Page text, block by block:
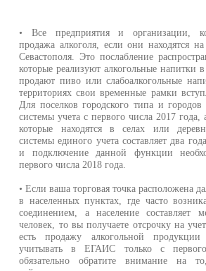
• Все предприятия и организации,
продажа алкоголя, если они находятся
Севастополя. Это послабление
которые реализуют алкогольные напитки
продают пиво или слабоалкогольные
территориях свои временные рамки
Для поселков городского типа и
системы учета с первого числа 2017 года,
которые находятся в селах или
системы единого учета составляет два
и подключение данной функции
первого числа 2018 года.
• Если ваша торговая точка расположена
в населенных пунктах, где часто
соединением, а население
человек, то вы получаете отсрочку на
есть продажу алкогольной
учитывать в ЕГАИС только с
обязательно обратите внимание на